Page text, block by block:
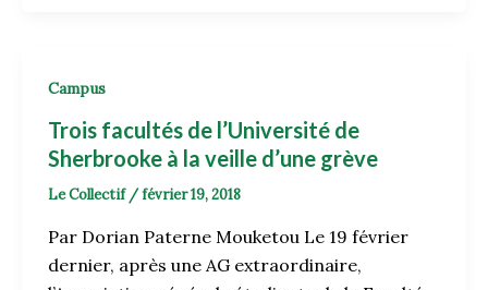
Campus
Trois facultés de l’Université de
Sherbrooke à la veille d’une grève
Le Collectif /février 19, 2018
Par Dorian Paterne Mouketou Le 19 février
dernier, après une AG extraordinaire,